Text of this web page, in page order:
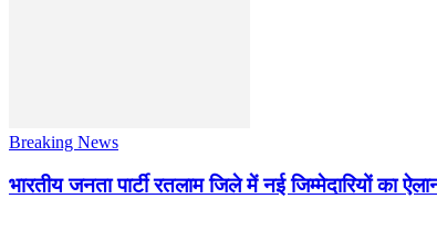
Breaking News
भारतीय जनता पार्टी रतलाम जिले में नई जिम्मेदारियों का